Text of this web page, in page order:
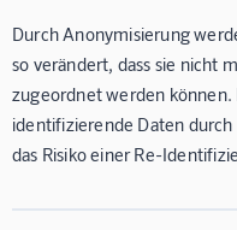
Durch Anonymisierung
so verändert, dass sie nicht
zugeordnet werden
identifizierende Daten
das Risiko einer Re-